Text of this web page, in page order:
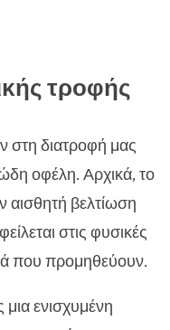
τροφής
διατροφή μας
οφέλη. Αρχικά, το
αισθητή βελτίωση
στις φυσικές
που προμηθεύουν.
ενισχυμένη